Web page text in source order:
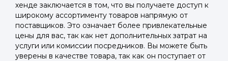
хенде заключается в том, что вы получаете доступ к
широкому ассортименту товаров напрямую от
поставщиков. Это означает более привлекательные
цены для вас, так как нет дополнительных затрат на
услуги или комиссии посредников. Вы можете быть
уверены в качестве товара, так как он поступает от